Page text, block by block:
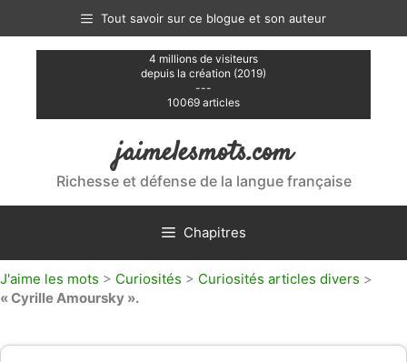
contenu
Tout savoir sur ce blogue et son auteur
4 millions de visiteurs
depuis la création (2019)
---
10069 articles
jaimelesmots.com
Richesse et défense de la langue française
Chapitres
J'aime les mots > Curiosités > Curiosités articles divers >
« Cyrille Amoursky ».